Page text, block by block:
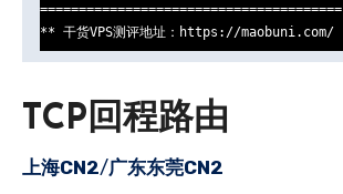
=======================================
** 干货VPS测评地址：https://maobuni.com/
TCP回程路由
上海CN2/广东东莞CN2